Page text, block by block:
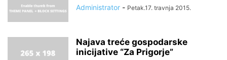
Administrator - Petak.17. travnja 2015.
Najava treće gospodarske
inicijative “Za Prigorje”